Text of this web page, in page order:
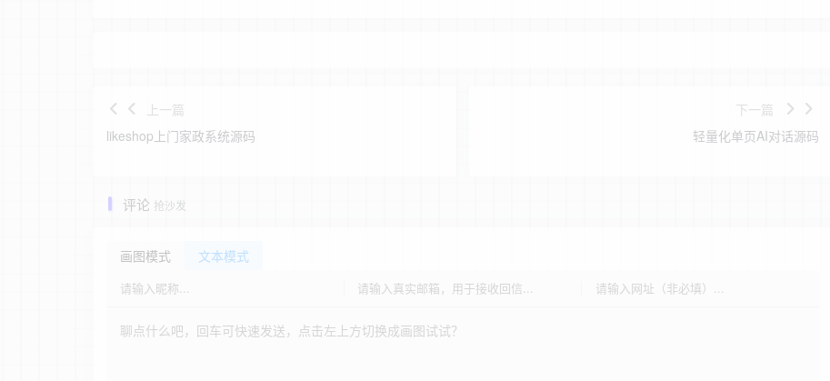
上一篇
likeshop上门家政系统源码
下一篇
轻量化单页AI对话源码
评论 抢沙发
画图模式 文本模式